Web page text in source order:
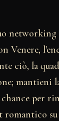
Venere,
ciò, la
mantieni
per
romantico